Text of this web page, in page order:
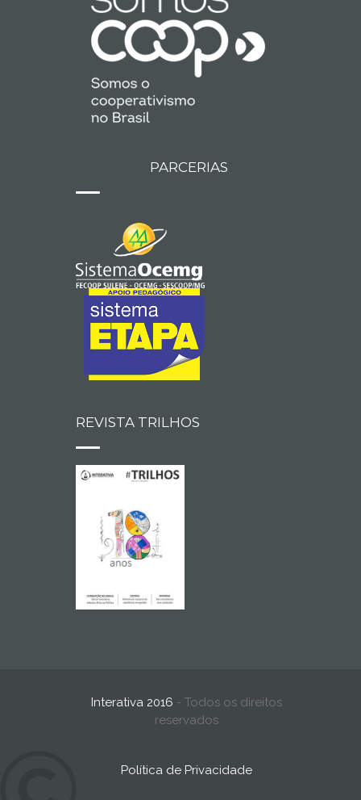
PARCERIAS
REVISTA TRILHOS
Interativa 2016 - Todos os direitos
reservados
Política de Privacidade